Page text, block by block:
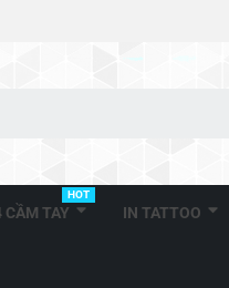
CẦM TAY
HOT
IN TATTOO